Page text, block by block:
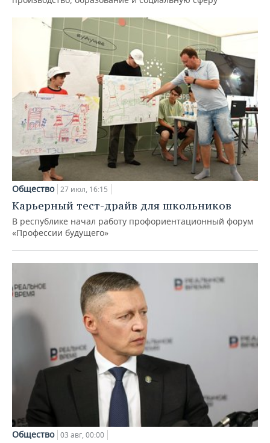
Общество 27 июл, 16:15
Карьерный тест-драйв для школьников
В республике начал работу профориентационный форум
«Профессии будущего»
Общество 03 авг, 00:00